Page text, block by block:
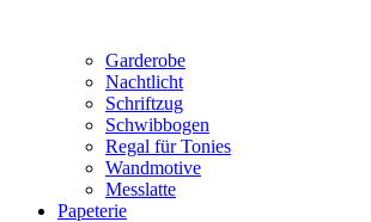
Garderobe
Nachtlicht
Schriftzug
Schwibbogen
Regal für Tonies
Wandmotive
Messlatte
Papeterie